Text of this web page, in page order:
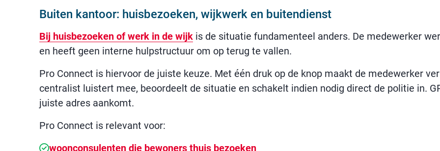
Buiten kantoor: huisbezoeken, wijkwerk en buitendienst
Bij huisbezoeken of werk in de wijk is de situatie fundamenteel anders. De medewerker
en heeft geen interne hulpstructuur om op terug te vallen.
Pro Connect is hiervoor de juiste keuze. Met één druk op de knop maakt de medewerker
centralist luistert mee, beoordeelt de situatie en schakelt indien nodig direct de politie in.
juiste adres aankomt.
Pro Connect is relevant voor:
woonconsulenten die bewoners thuis bezoeken